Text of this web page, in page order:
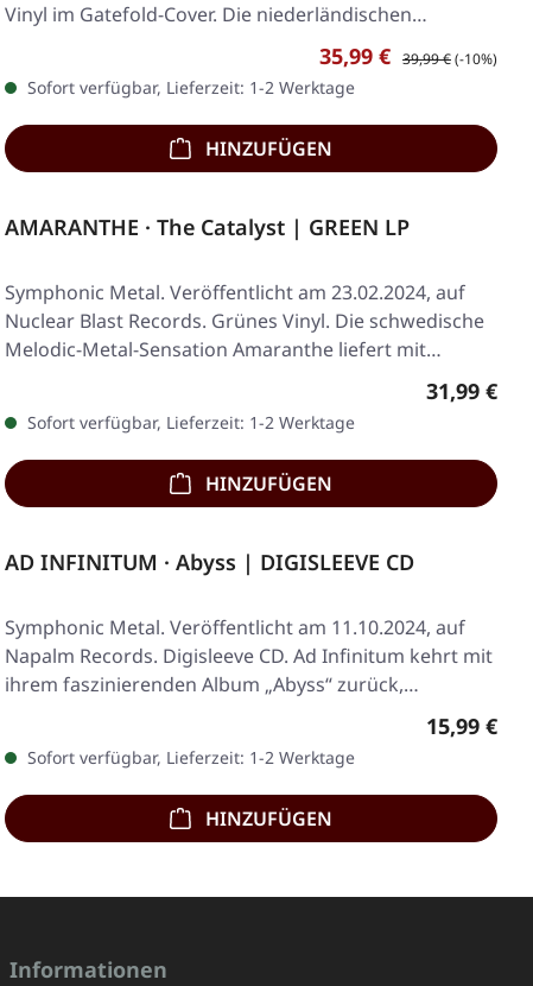
Vinyl im Gatefold-Cover. Die niederländischen…
Verkaufspreis:
35,99 € Regulärer Preis:
39,99 €(-10%)
Sofort verfügbar, Lieferzeit: 1-2 Werktage
HINZUFÜGEN
AMARANTHE · The Catalyst | GREEN LP
Symphonic Metal. Veröffentlicht am 23.02.2024, auf
Nuclear Blast Records. Grünes Vinyl. Die schwedische
Melodic-Metal-Sensation Amaranthe liefert mit…
Regulärer
31,99 €
Sofort verfügbar, Lieferzeit: 1-2 Werktage
HINZUFÜGEN
AD INFINITUM · Abyss | DIGISLEEVE CD
Symphonic Metal. Veröffentlicht am 11.10.2024, auf
Napalm Records. Digisleeve CD. Ad Infinitum kehrt mit
ihrem faszinierenden Album „Abyss“ zurück,…
Regulärer
15,99 €
Sofort verfügbar, Lieferzeit: 1-2 Werktage
HINZUFÜGEN
Informationen